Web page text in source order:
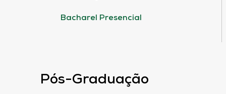
Bacharel Presencial
Pós-Graduação